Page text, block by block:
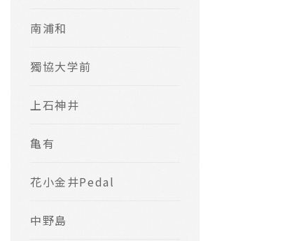
南浦和
獨協大学前
上石神井
亀有
花小金井Pedal
中野島